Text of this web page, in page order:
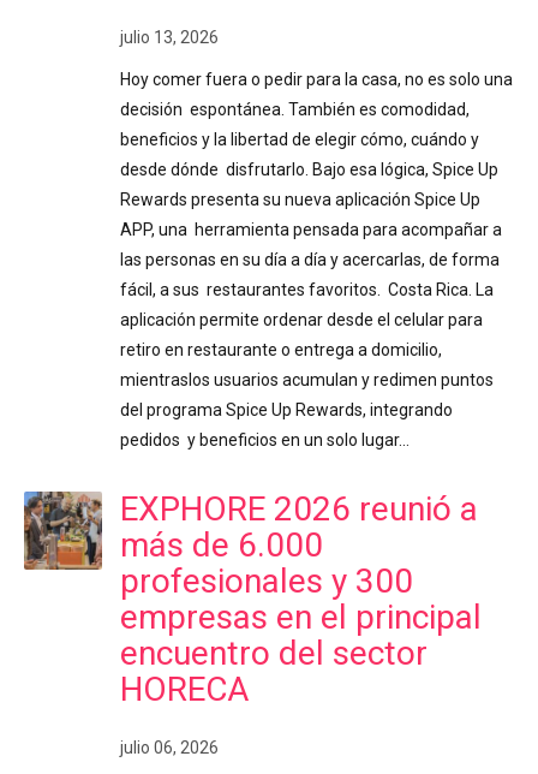
julio 13, 2026
Hoy comer fuera o pedir para la casa, no es solo una
decisión espontánea. También es comodidad,
beneficios y la libertad de elegir cómo, cuándo y
desde dónde disfrutarlo. Bajo esa lógica, Spice Up
Rewards presenta su nueva aplicación Spice Up
APP, una herramienta pensada para acompañar a
las personas en su día a día y acercarlas, de forma
fácil, a sus restaurantes favoritos. Costa Rica. La
aplicación permite ordenar desde el celular para
retiro en restaurante o entrega a domicilio,
mientraslos usuarios acumulan y redimen puntos
del programa Spice Up Rewards, integrando
pedidos y beneficios en un solo lugar…
EXPHORE 2026 reunió a
más de 6.000
profesionales y 300
empresas en el principal
encuentro del sector
HORECA
julio 06, 2026